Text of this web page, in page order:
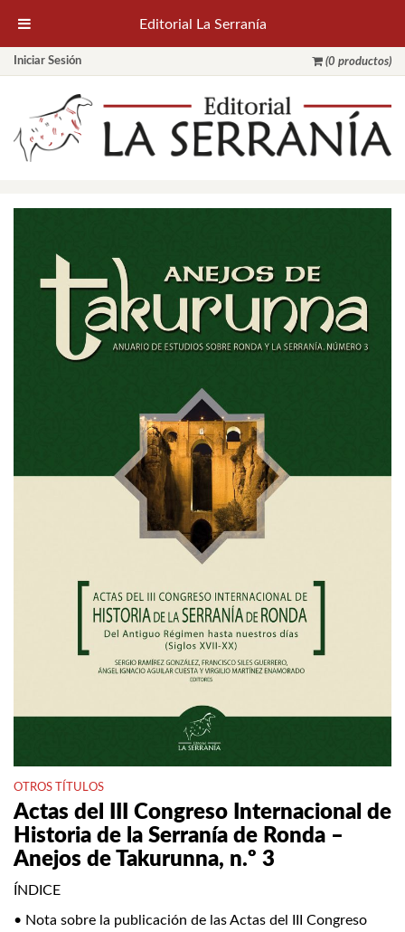
Iniciar Sesión (0 productos)
OTROS TÍTULOS
Actas del III Congreso Internacional de
Historia de la Serranía de Ronda –
Anejos de Takurunna, n.º 3
ÍNDICE
• Nota sobre la publicación de las Actas del III Congreso
Editorial La Serranía